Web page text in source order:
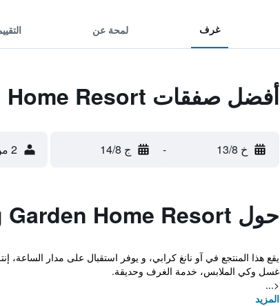
غرف لمحة عن
أفضل صفقات Ao Nang Garden Home Resort
خ 13/8 - ج 14/8 2 من الضيوف، غرفة واحدة
حول Ao Nang Garden Home Resort
يقع هذا المنتجع في آو نانغ كرابي، و يوفر استقبال على مدار
غسل وكي الملابس، خدمة الغرف وحديقة.
<...
المزيد